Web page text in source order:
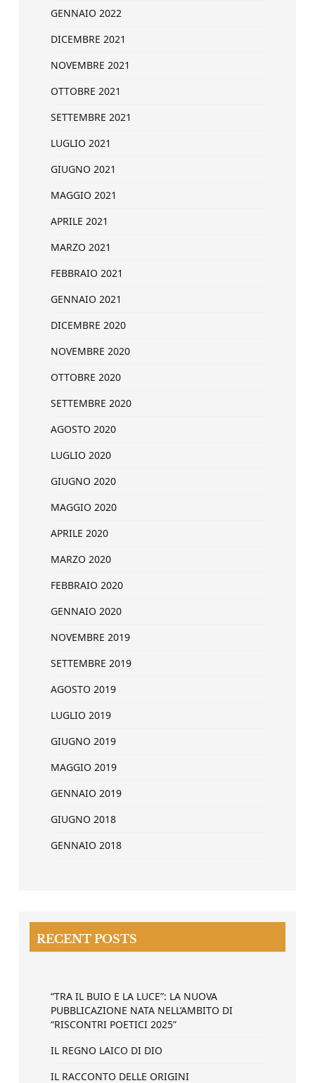
GENNAIO 2022
DICEMBRE 2021
NOVEMBRE 2021
OTTOBRE 2021
SETTEMBRE 2021
LUGLIO 2021
GIUGNO 2021
MAGGIO 2021
APRILE 2021
MARZO 2021
FEBBRAIO 2021
GENNAIO 2021
DICEMBRE 2020
NOVEMBRE 2020
OTTOBRE 2020
SETTEMBRE 2020
AGOSTO 2020
LUGLIO 2020
GIUGNO 2020
MAGGIO 2020
APRILE 2020
MARZO 2020
FEBBRAIO 2020
GENNAIO 2020
NOVEMBRE 2019
SETTEMBRE 2019
AGOSTO 2019
LUGLIO 2019
GIUGNO 2019
MAGGIO 2019
GENNAIO 2019
GIUGNO 2018
GENNAIO 2018
RECENT POSTS
“TRA IL BUIO E LA LUCE”: LA NUOVA
PUBBLICAZIONE NATA NELL’AMBITO DI
“RISCONTRI POETICI 2025”
IL REGNO LAICO DI DIO
IL RACCONTO DELLE ORIGINI